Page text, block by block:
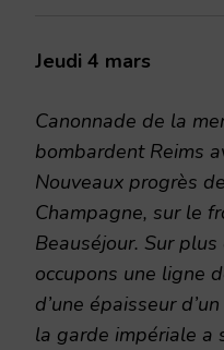
Jeudi 4 mars
Canonnade de la
bombardent Reims
Nouveaux progrès
Champagne, sur le
Beauséjour. Sur
occupons une ligne
d’une épaisseur
la garde impériale a